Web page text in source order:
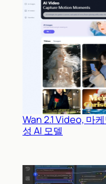
Wan 2.1 Video, 마
성 AI 모델